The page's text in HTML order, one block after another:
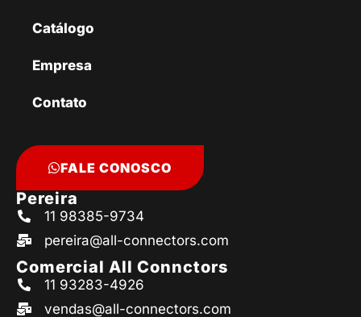
Catálogo
Empresa
Contato
FALE CONOSCO
Pereira
11 98385-9734
pereira@all-connectors.com
Comercial All Connctors
11 93283-4926
vendas@all-connectors.com